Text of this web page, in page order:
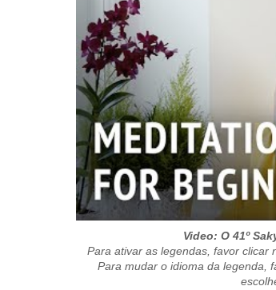
Video: O 41º
Para ativar as legendas, favor clicar
Para mudar o idioma da legenda,